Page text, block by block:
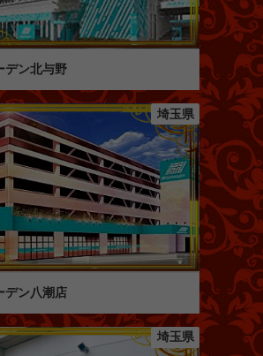
デン北与野
埼玉県
デン八潮店
埼玉県